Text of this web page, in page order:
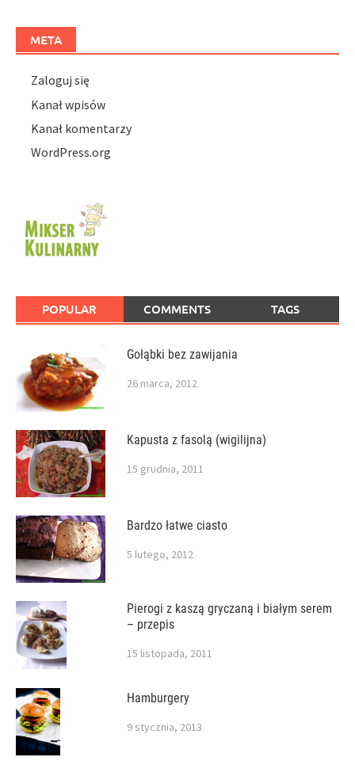
META
Zaloguj się
Kanał wpisów
Kanał komentarzy
WordPress.org
POPULAR COMMENTS TAGS
Gołąbki bez zawijania
26 marca, 2012
Kapusta z fasolą (wigilijna)
15 grudnia, 2011
Bardzo łatwe ciasto
5 lutego, 2012
Pierogi z kaszą gryczaną i białym serem
– przepis
15 listopada, 2011
Hamburgery
9 stycznia, 2013